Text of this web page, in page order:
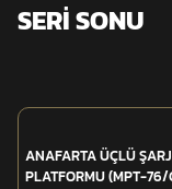
SERİ SONU
ANAFARTA ÜÇLÜ
PLATFORMU (MPT-76/